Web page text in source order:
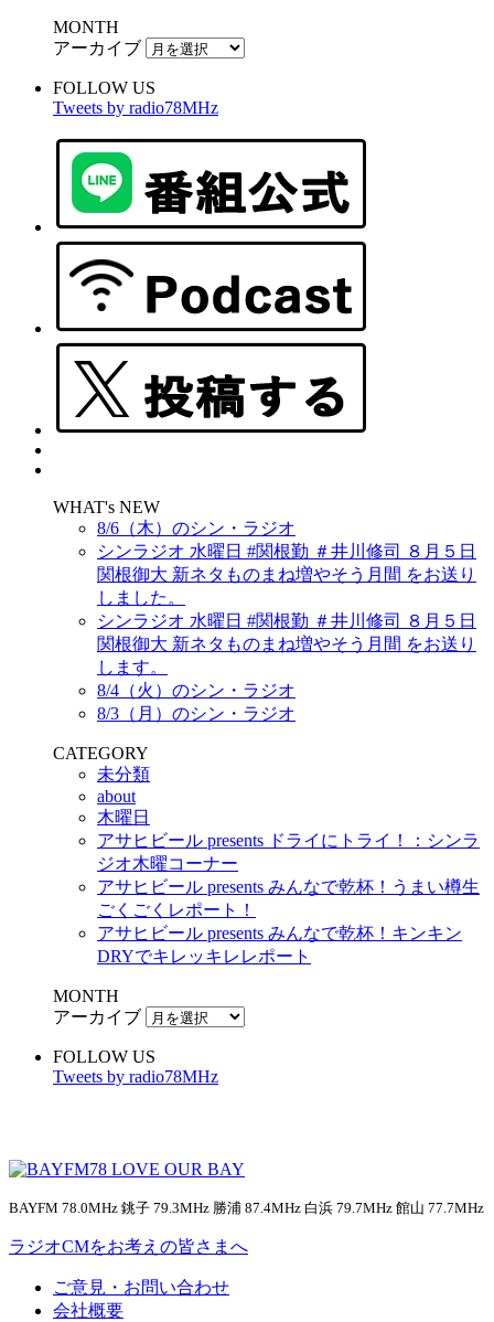
MONTH
アーカイブ
FOLLOW US
Tweets by radio78MHz
WHAT's NEW
8/6（木）のシン・ラジオ
シンラジオ 水曜日 #関根勤 ＃井川修司 ８月５日
関根御大 新ネタものまね増やそう月間 をお送り
しました。
シンラジオ 水曜日 #関根勤 ＃井川修司 ８月５日
関根御大 新ネタものまね増やそう月間 をお送り
します。
8/4（火）のシン・ラジオ
8/3（月）のシン・ラジオ
CATEGORY
未分類
about
木曜日
アサヒビール presents ドライにトライ！：シンラ
ジオ木曜コーナー
アサヒビール presents みんなで乾杯！うまい樽生
ごくごくレポート！
アサヒビール presents みんなで乾杯！キンキン
DRYでキレッキレレポート
MONTH
アーカイブ
FOLLOW US
Tweets by radio78MHz
BAYFM 78.0MHz 銚子 79.3MHz 勝浦 87.4MHz 白浜 79.7MHz 館山 77.7MHz
ラジオCMをお考えの皆さまへ
ご意見・お問い合わせ
会社概要